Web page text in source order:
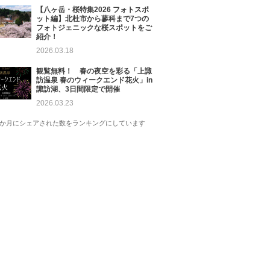
【八ヶ岳・桜特集2026 フォトスポ
ット編】北杜市から蓼科まで7つの
フォトジェニックな桜スポットをご
紹介！
2026.03.18
観覧無料！ 春の夜空を彩る「上諏
訪温泉 春のウィークエンド花火」in
諏訪湖、3日間限定で開催
2026.03.23
月にシェアされた数をランキングにしています